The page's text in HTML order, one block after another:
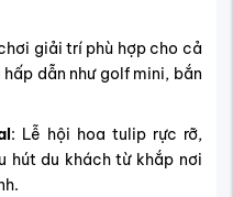
giải trí phù hợp cho cả
dẫn như golf mini, bắn
: Lễ hội hoa tulip rực rỡ,
hút du khách từ khắp nơi